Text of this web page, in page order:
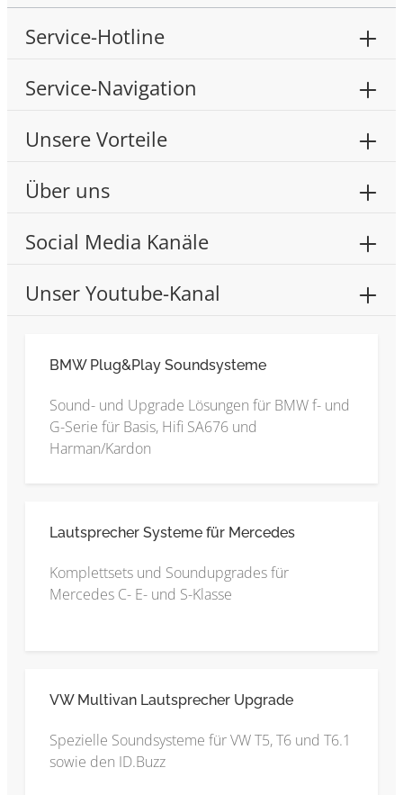
Service-Hotline
Service-Navigation
Unsere Vorteile
Über uns
Social Media Kanäle
Unser Youtube-Kanal
BMW Plug&Play Soundsysteme
Sound- und Upgrade Lösungen für BMW f- und
G-Serie für Basis, Hifi SA676 und
Harman/Kardon
Lautsprecher Systeme für Mercedes
Komplettsets und Soundupgrades für
Mercedes C- E- und S-Klasse
VW Multivan Lautsprecher Upgrade
Spezielle Soundsysteme für VW T5, T6 und T6.1
sowie den ID.Buzz